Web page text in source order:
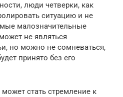
люди четверки, как
ситуацию и не
малозначительные
не являться
но можно не сомневаться,
принято без его
стать стремление к